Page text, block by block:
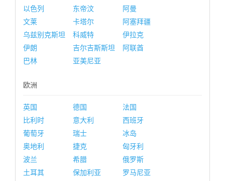
以色列
东帝汶
阿曼
文莱
卡塔尔
阿塞拜疆
乌兹别克斯坦
科威特
伊拉克
伊朗
吉尔吉斯斯坦
阿联酋
巴林
亚美尼亚
欧洲
英国 德国
法国
比利时
意大利
西班牙
葡萄牙
瑞士
冰岛
奥地利
捷克
匈牙利
波兰
希腊
俄罗斯
土耳其
保加利亚
罗马尼亚